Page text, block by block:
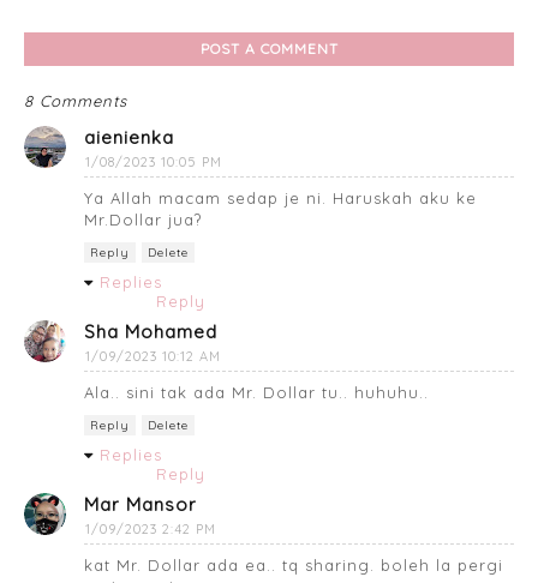
POST A COMMENT
8 Comments
aienienka
1/08/2023 10:05 PM
Ya Allah macam sedap je ni. Haruskah aku ke
Mr.Dollar jua?
Reply Delete
Replies
Reply
Sha Mohamed
1/09/2023 10:12 AM
Ala.. sini tak ada Mr. Dollar tu.. huhuhu..
Reply Delete
Replies
Reply
Mar Mansor
1/09/2023 2:42 PM
kat Mr. Dollar ada ea.. tq sharing. boleh la pergi